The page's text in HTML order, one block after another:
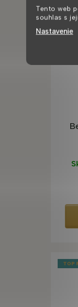
Tento web
souhlas s
Nastavenie
U
TOP